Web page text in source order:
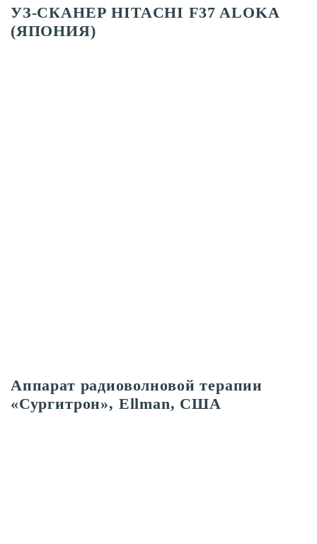
УЗ-СКАНЕР HITACHI F37 ALOKA
(ЯПОНИЯ)
Аппарат радиоволновой терапии
«Сургитрон», Ellman, США